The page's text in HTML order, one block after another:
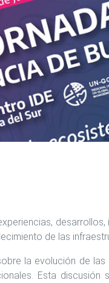
de las
la evolución de
Esta